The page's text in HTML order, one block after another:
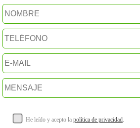
He leído y acepto la política de privacidad.